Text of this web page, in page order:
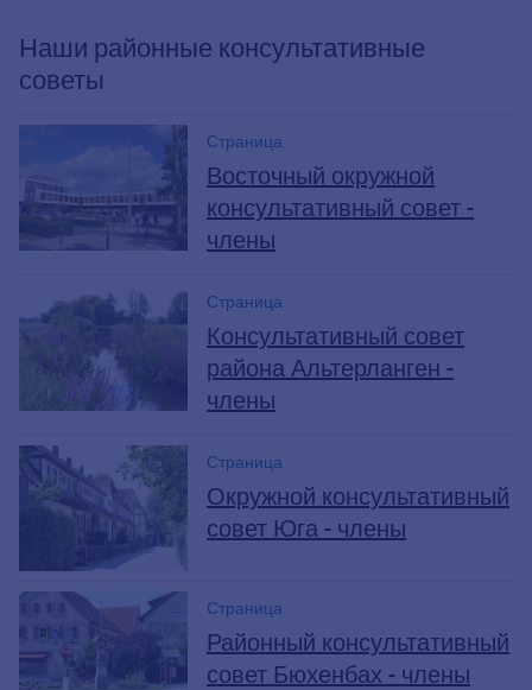
Наши районные консультативные
советы
Страница
Восточный окружной
консультативный совет -
члены
Страница
Консультативный совет
района Альтерланген -
члены
Страница
Окружной консультативный
совет Юга - члены
Страница
Районный консультативный
совет Бюхенбах - члены